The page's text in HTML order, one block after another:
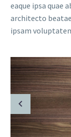
eaque ipsa quae
architecto
ipsam